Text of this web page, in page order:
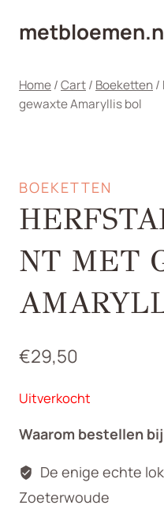
naar
Home/Cart/ Boeketten/
gewaxte Amaryllis bol
BOEKETTEN
NT MET
€29,50
Uitverkocht
Waarom bestellen
De enige echte
Zoeterwoude